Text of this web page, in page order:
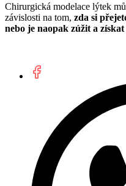
Chirurgická modelace lýtek
závislosti na tom, zda si
nebo je naopak zúžit a